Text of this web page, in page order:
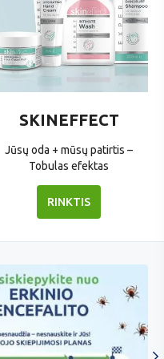
SKINEFFECT
Jūsų oda + mūsų patirtis –
Tobulas efektas
RINKTIS